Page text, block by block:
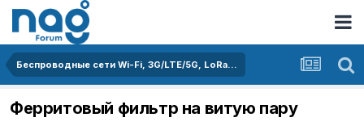
Беспроводные сети Wi-Fi, 3G/LTE/5G, LoRa...
Ферритовый фильтр на витую пару